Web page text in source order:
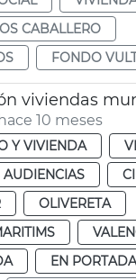
CABALLERO
FONDO
10 meses
Y VIVIENDA
OLIVERETA
EN